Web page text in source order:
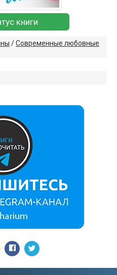
книги
/Современные любовные